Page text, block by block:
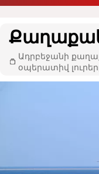
Ադրբեջանի
օպերատիվ